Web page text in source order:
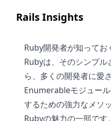
Rails Insights
Ruby開発者が知ってお
Rubyは、そのシンプ
ら、多くの開発者に愛
Enumerableモジュー
するための強力なメソ
Rubyの魅力の一部で